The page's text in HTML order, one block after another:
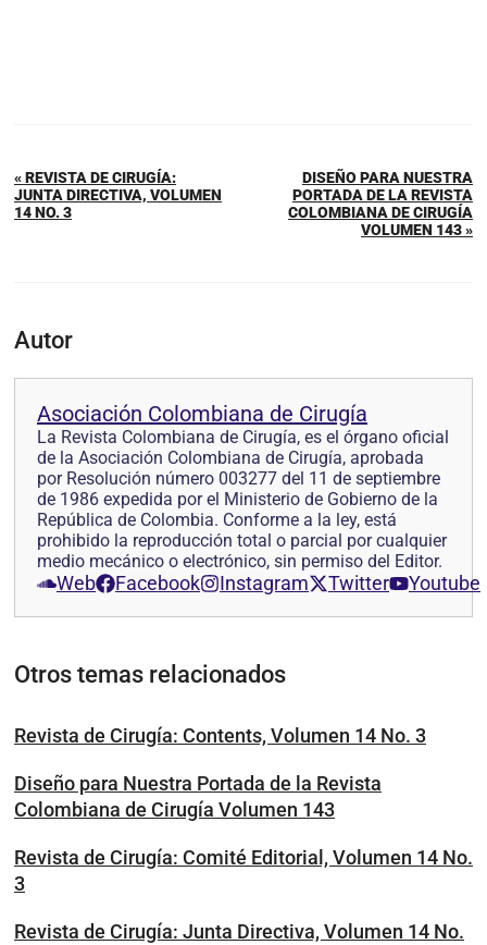
« REVISTA DE CIRUGÍA:
JUNTA DIRECTIVA, VOLUMEN
14 NO. 3
DISEÑO PARA NUESTRA
PORTADA DE LA REVISTA
COLOMBIANA DE CIRUGÍA
VOLUMEN 143 »
Autor
Asociación Colombiana de Cirugía
La Revista Colombiana de Cirugía, es el órgano oficial
de la Asociación Colombiana de Cirugía, aprobada
por Resolución número 003277 del 11 de septiembre
de 1986 expedida por el Ministerio de Gobierno de la
República de Colombia. Conforme a la ley, está
prohibido la reproducción total o parcial por cualquier
medio mecánico o electrónico, sin permiso del Editor.
Web Facebook Instagram Twitter Youtube
Otros temas relacionados
Revista de Cirugía: Contents, Volumen 14 No. 3
Diseño para Nuestra Portada de la Revista
Colombiana de Cirugía Volumen 143
Revista de Cirugía: Comité Editorial, Volumen 14 No.
3
Revista de Cirugía: Junta Directiva, Volumen 14 No.